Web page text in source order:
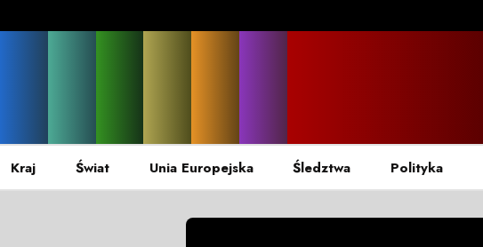
Kraj Świat Unia Europejska Śledztwa Polityka